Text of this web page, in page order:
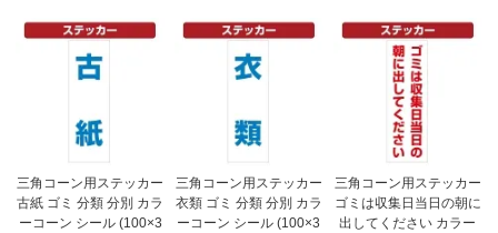
三角コーン用ステッカー
古紙 ゴミ 分類 分別 カラ
ーコーン シール (100×3
三角コーン用ステッカー
衣類 ゴミ 分類 分別 カラ
ーコーン シール (100×3
三角コーン用ステッカー
ゴミは収集日当日の朝に
出してください カラー